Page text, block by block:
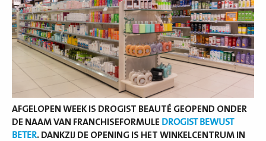
AFGELOPEN WEEK IS DROGIST BEAUTÉ GEOPEND ONDER
DE NAAM VAN FRANCHISEFORMULE DROGIST BEWUST
BETER. DANKZIJ DE OPENING IS HET WINKELCENTRUM IN